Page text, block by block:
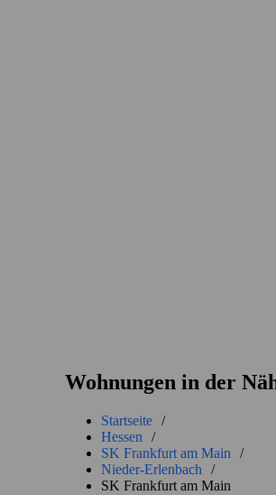
Wohnungen in der
Startseite /
Hessen
/
SK Frankfurt am Main
/
Nieder-Erlenbach
/
SK Frankfurt am Main